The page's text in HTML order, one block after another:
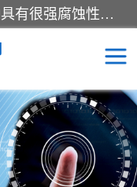
氢氧化钠化学式为NaOH，为一种具有很强腐蚀性的强碱，一般为片状或颗粒形态，易溶于水(溶于水时放热)并形成碱性溶液，另有潮解性，易吸取空气中的水蒸气(潮解)和(变质)。NaOH是化学实验室其中一种必备的化学品，亦为常见的化工品之一。纯品是无色透明的晶体。密度2.130g/cm3。熔点318.4℃。沸点1390℃。工业品含有少量的氯化和碳酸，是白色不透明的晶体。
钠
硫酸钠